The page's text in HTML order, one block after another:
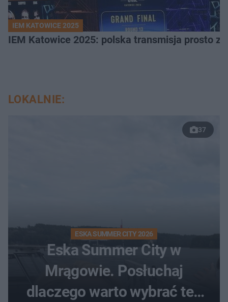
IEM KATOWICE 2025
IEM Katowice 2025: polska transmisja prosto
LOKALNIE:
37
ESKA SUMMER CITY 2026
Eska Summer City w
Mrągowie. Posłuchaj
dlaczego warto wybrać ten